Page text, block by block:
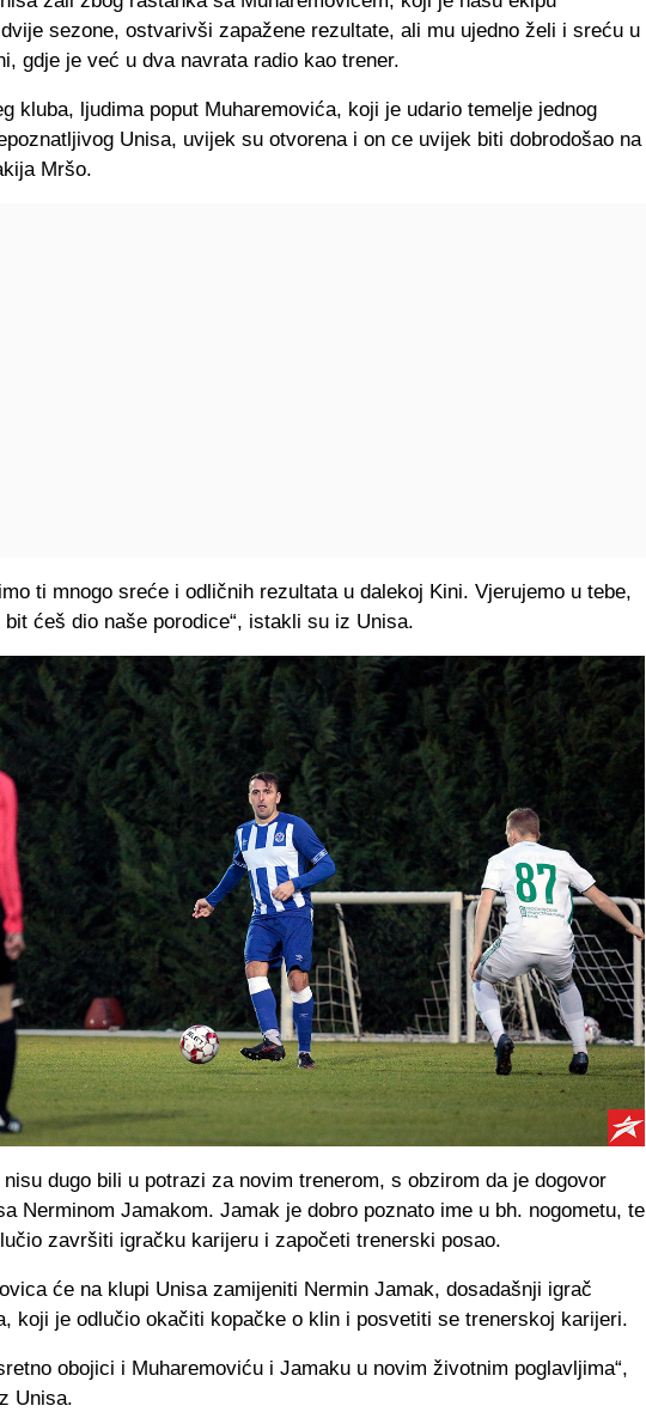
sezone, ostvarivši zapažene rezultate, ali mu ujedno želi i sreću u
gdje je već u dva navrata radio kao trener.
kluba, ljudima poput Muharemovića, koji je udario temelje jednog
Unisa, uvijek su otvorena i on ce uvijek biti dobrodošao na
Mršo.
ti mnogo sreće i odličnih rezultata u dalekoj Kini. Vjerujemo u tebe,
ćeš dio naše porodice“, istakli su iz Unisa.
nisu dugo bili u potrazi za novim trenerom, s obzirom da je dogovor
Nerminom Jamakom. Jamak je dobro poznato ime u bh. nogometu, te
završiti igračku karijeru i započeti trenerski posao.
će na klupi Unisa zamijeniti Nermin Jamak, dosadašnji igrač
koji je odlučio okačiti kopačke o klin i posvetiti se trenerskoj karijeri.
obojici i Muharemoviću i Jamaku u novim životnim poglavljima“,
Unisa.